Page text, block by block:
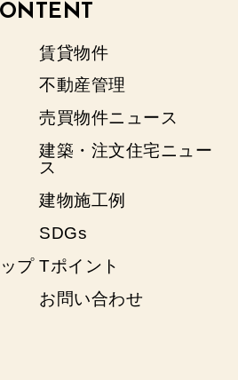
賃貸物件
不動産管理
売買物件ニュース
建築・注文住宅ニュー
ス
建物施工例
SDGs
プ Tポイント
お問い合わせ